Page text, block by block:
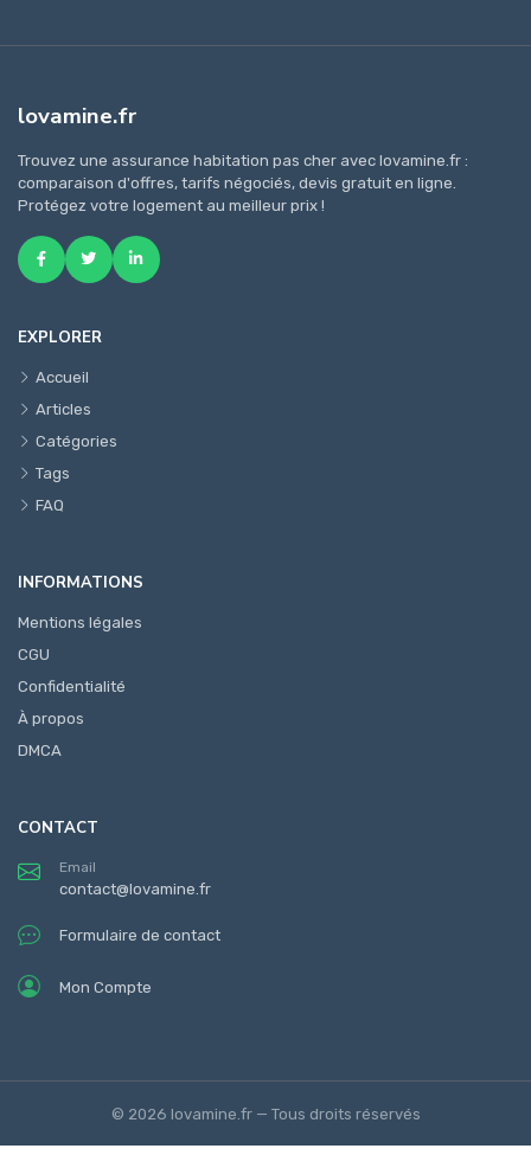
lovamine.fr
Trouvez une assurance habitation pas cher avec lovamine.fr :
comparaison d'offres, tarifs négociés, devis gratuit en ligne.
Protégez votre logement au meilleur prix !
EXPLORER
Accueil
Articles
Catégories
Tags
FAQ
INFORMATIONS
Mentions légales
CGU
Confidentialité
À propos
DMCA
CONTACT
Email
contact@lovamine.fr
Formulaire de contact
Mon Compte
© 2026 lovamine.fr — Tous droits réservés